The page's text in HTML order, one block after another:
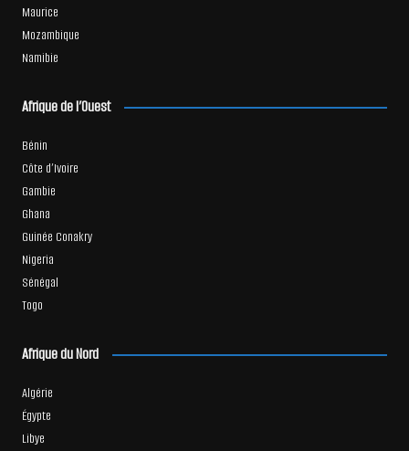
Maurice
Mozambique
Namibie
Afrique de l’Ouest
Bénin
Côte d’Ivoire
Gambie
Ghana
Guinée Conakry
Nigeria
Sénégal
Togo
Afrique du Nord
Algérie
Égypte
Libye